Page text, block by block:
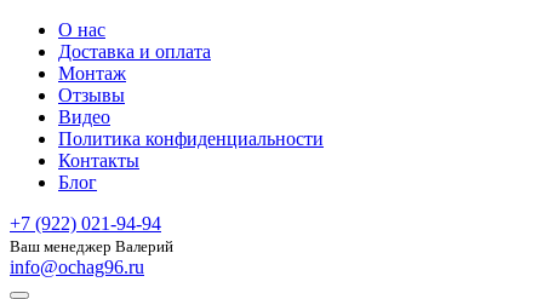
О нас
Доставка и оплата
Монтаж
Отзывы
Видео
Политика конфиденциальности
Контакты
Блог
+7 (922) 021-94-94
Ваш менеджер Валерий
info@ochag96.ru